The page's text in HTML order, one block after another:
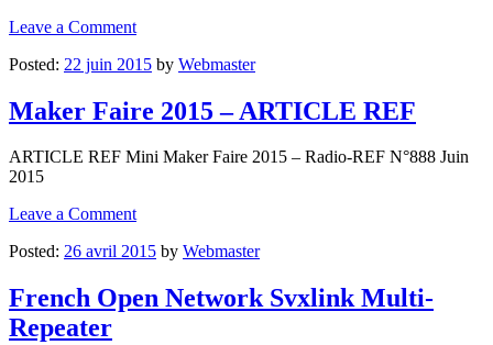
Leave a Comment
Posted: 22 juin 2015 by Webmaster
Maker Faire 2015 – ARTICLE REF
ARTICLE REF Mini Maker Faire 2015 – Radio-REF N°888 Juin
2015
Leave a Comment
Posted: 26 avril 2015 by Webmaster
French Open Network Svxlink Multi-
Repeater